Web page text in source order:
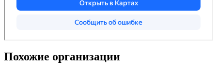
Похожие организации